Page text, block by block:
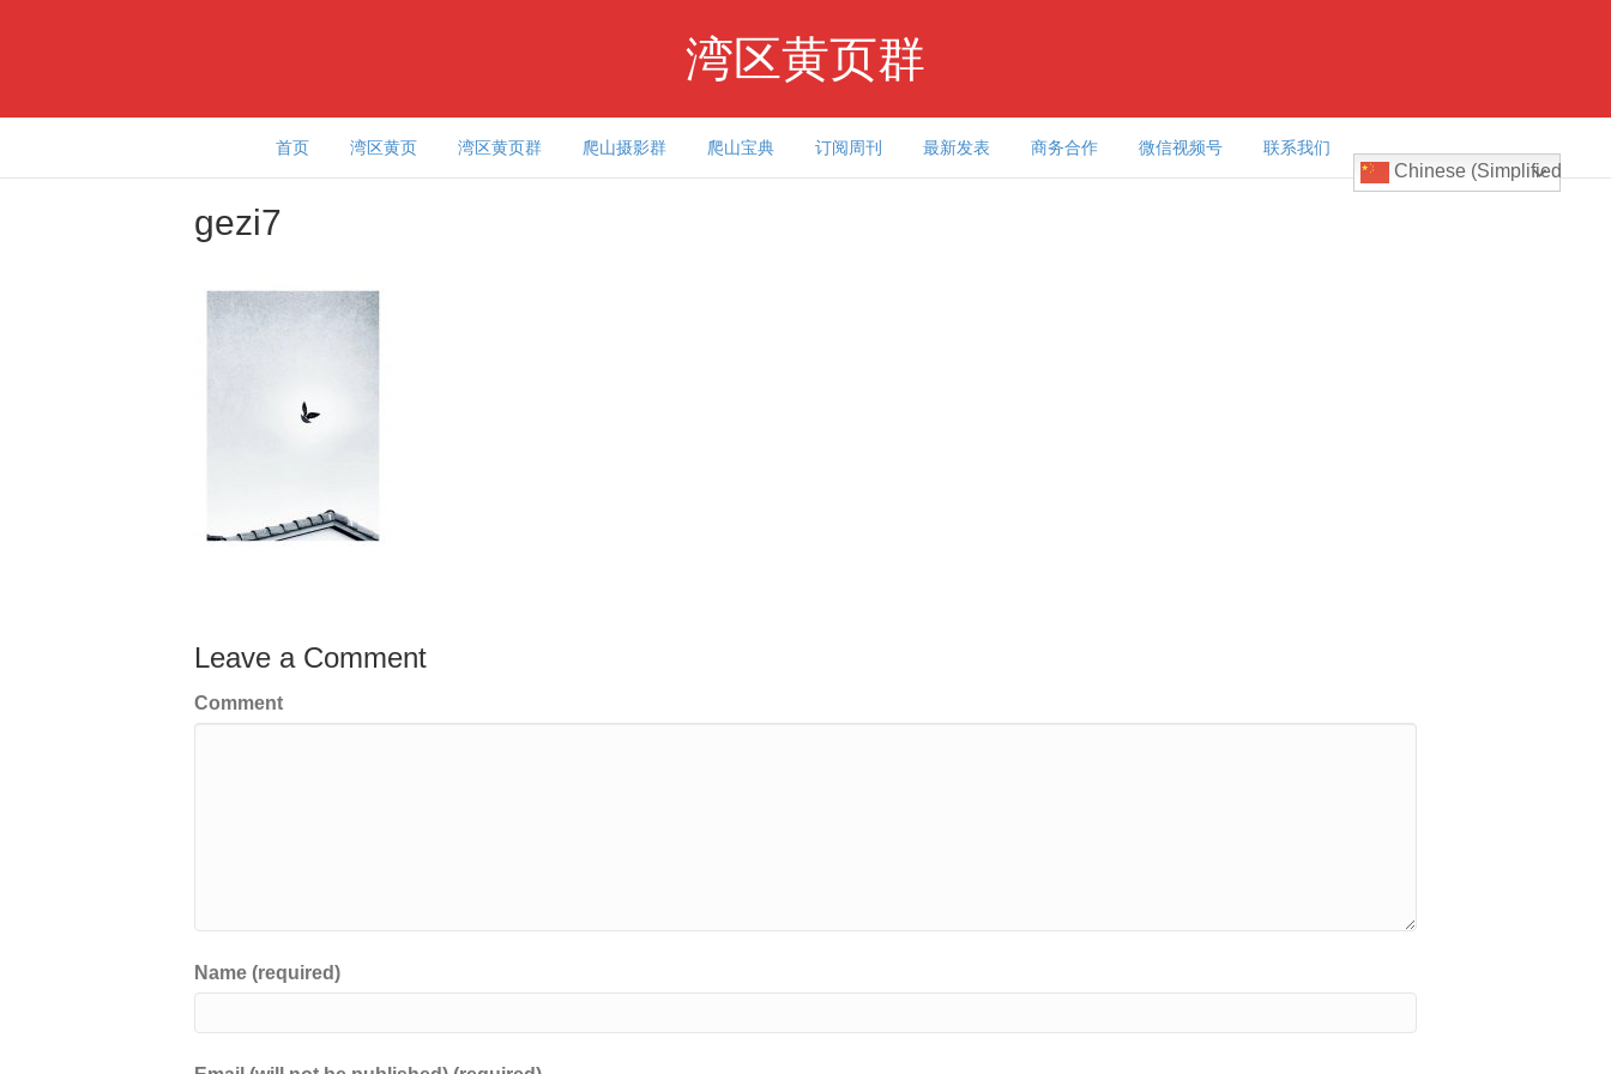
湾区黄页群
首页 湾区黄页 湾区黄页群 爬山摄影群 爬山宝典 订阅周刊 最新发表 商务合作 微信视频号 联系我们
Chinese (Simplified)
gezi7
Leave a Comment
Comment
Name (required)